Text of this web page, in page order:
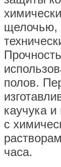
щелочью,
полов.
каучука
с
часа.